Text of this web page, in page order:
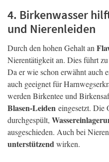
4. Birkenwasser
und Nierenleiden
Durch den hohen Gehalt an
Nierentätigkeit an. Dies führt
Da er wie schon erwähnt auch
auch geeignet für
werden Birkentee und
Blasen-Leiden eingesetzt. Die
durchgespült,
ausgeschieden. Auch bei
unterstützendwirken.